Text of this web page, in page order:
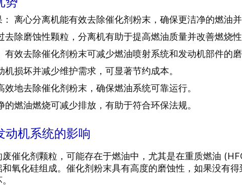
离心分离机能有效去除催化剂粉末，确保更洁净的燃油并
去除磨蚀性颗粒，分离机有助于提高燃油质量并改善燃烧性
有效去除催化剂粉末可减少燃油喷射系统和发动机部件的磨
损坏并减少维护需求，可显著节约成本。
地去除催化剂粉末，确保燃油系统可靠运行。
燃油燃烧可减少排放，有助于符合环保法规。
动机系统的影响
催化剂颗粒，可能存在于燃油中，尤其是在重质燃油
氧化硅组成。催化剂粉末具有高度的磨蚀性，如果没有